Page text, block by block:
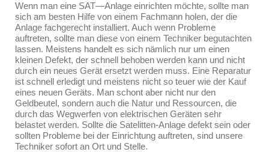
Wenn man eine SAT—Anlage einrichten möchte, sollte man
sich am besten Hilfe von einem Fachmann holen, der die
Anlage fachgerecht installiert. Auch wenn Probleme
auftreten, sollte man diese von einem Techniker begutachten
lassen. Meistens handelt es sich nämlich nur um einen
kleinen Defekt, der schnell behoben werden kann und nicht
durch ein neues Gerät ersetzt werden muss. Eine Reparatur
ist schnell erledigt und meistens nicht so teuer wie der Kauf
eines neuen Geräts. Man schont aber nicht nur den
Geldbeutel, sondern auch die Natur und Ressourcen, die
durch das Wegwerfen von elektrischen Geräten sehr
belastet werden. Sollte die Satelitten-Anlage defekt sein oder
sollten Probleme bei der Einrichtung auftreten, sind unsere
Techniker sofort an Ort und Stelle.